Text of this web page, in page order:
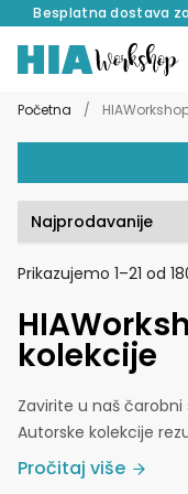
Besplatna dostava
na
do
Početna /
Prikazujemo 1–21 od
kolekcije
Zavirite u naš čarobni
Autorske kolekcije
različitim
tehnikom
Upravo ovo je razlog
moći nabaviti kod niti
Pročitaj više